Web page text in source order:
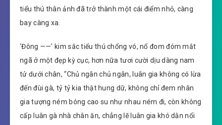
tiểu thú thân ảnh đã trở thành một cái điểm nhỏ, càng
bay càng xa.
‘Đông ——’ kim sắc tiểu thú chổng vó, nổ đom đóm mắt
ngã ở một đẹp kỳ cục, hơn nữa tươi cười dịu dàng nam
tử dưới chân, “Chủ ngân chủ ngân, luân gia không có lừa
đến đùi gà, tỷ tỷ kia thật hung dữ, không chỉ đem nhân
gia tượng ném bóng cao su như nhau ném đi, còn không
cấp luân gà nhà chân ăn, chẳng lẽ luân gia khó dằn nổi